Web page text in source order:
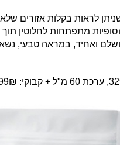
לראות בקלות אזורים
מתפתחות לחלוטין
קבוקי: 199₪.